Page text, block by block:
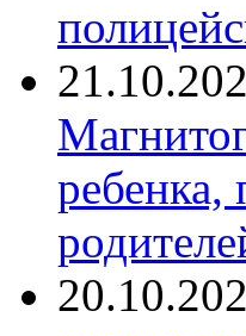
ребенка,